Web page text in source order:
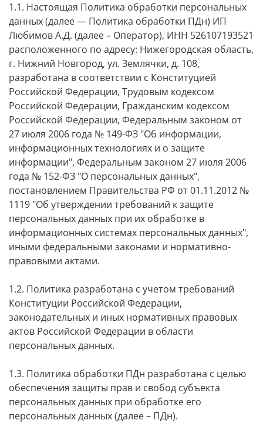
1.1. Настоящая Политика обработки персональных
данных (далее — Политика обработки ПДн) ИП
Любимов А.Д. (далее – Оператор), ИНН 526107193521
расположенного по адресу: Нижегородская область,
г. Нижний Новгород, ул. Землячки, д. 108,
разработана в соответствии с Конституцией
Российской Федерации, Трудовым кодексом
Российской Федерации, Гражданским кодексом
Российской Федерации, Федеральным законом от
27 июля 2006 года № 149-ФЗ "Об информации,
информационных технологиях и о защите
информации", Федеральным законом 27 июля 2006
года № 152-ФЗ "О персональных данных",
постановлением Правительства РФ от 01.11.2012 №
1119 "Об утверждении требований к защите
персональных данных при их обработке в
информационных системах персональных данных",
иными федеральными законами и нормативно-
правовыми актами.
1.2. Политика разработана с учетом требований
Конституции Российской Федерации,
законодательных и иных нормативных правовых
актов Российской Федерации в области
персональных данных.
1.3. Политика обработки ПДн разработана с целью
обеспечения защиты прав и свобод субъекта
персональных данных при обработке его
персональных данных (далее – ПДн).